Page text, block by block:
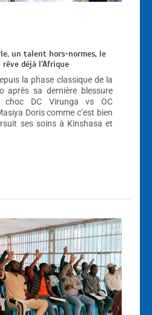
un talent hors-normes, le
déjà l’Afrique
la phase classique de la
après sa dernière blessure
choc DC Virunga vs OC
Doris comme c’est bien
ses soins à Kinshasa et